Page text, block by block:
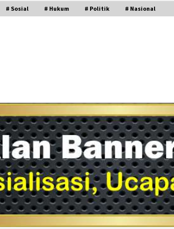
# Sosial # Hukum # Politik # Nasional